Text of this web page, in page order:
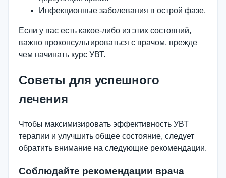
Инфекционные заболевания в острой фазе.
Если у вас есть какое-либо из этих состояний,
важно проконсультироваться с врачом, прежде
чем начинать курс УВТ.
Советы для успешного
лечения
Чтобы максимизировать эффективность УВТ
терапии и улучшить общее состояние, следует
обратить внимание на следующие рекомендации.
Соблюдайте рекомендации врача